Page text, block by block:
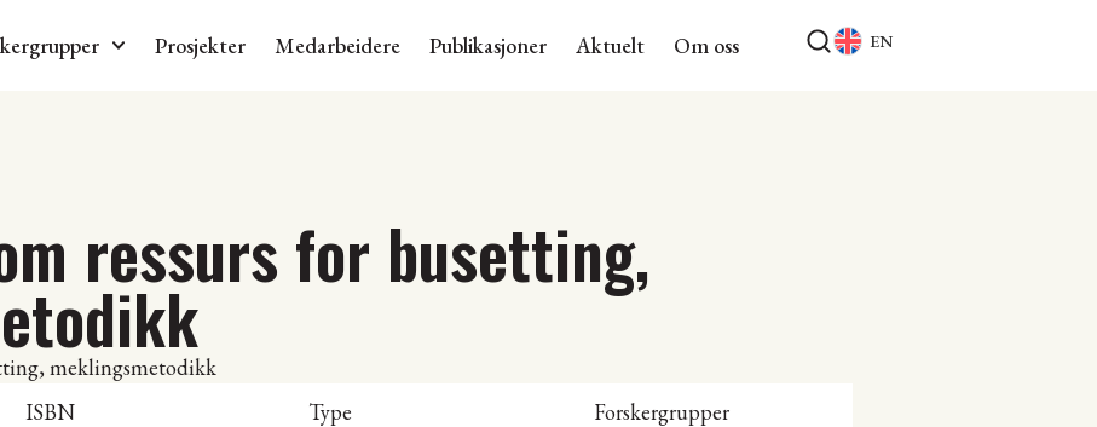
Prosjekter Medarbeidere Publikasjoner Aktuelt Om oss EN
ressurs for busetting,
ISBN Type Forskergrupper